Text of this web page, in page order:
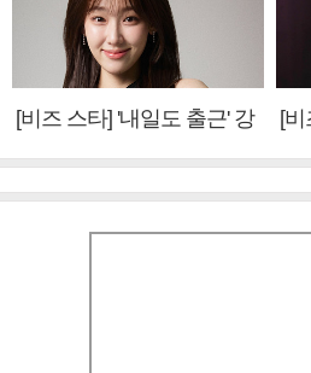
[비즈 스타] '내일도 출근' 강
[비